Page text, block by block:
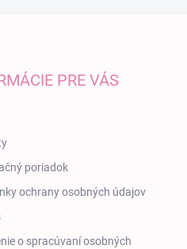
PRE VÁS
poriadok
ochrany osobných údajov
o spracúvaní osobných